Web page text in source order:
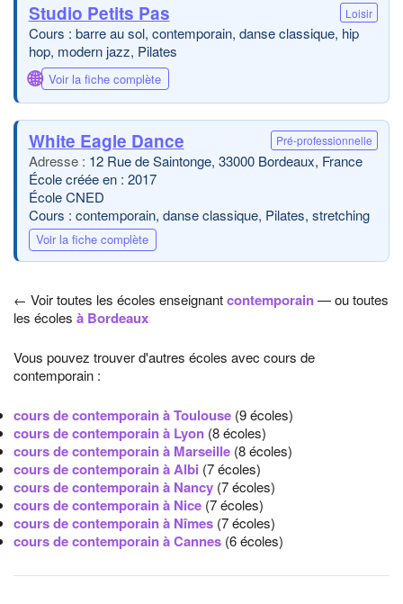
Studio Petits Pas Loisir
Cours : barre au sol, contemporain, danse classique, hip
hop, modern jazz, Pilates
🌐 Voir la fiche complète
White Eagle Dance Pré-professionnelle
12 Rue de Saintonge, 33000 Bordeaux, France
École créée en : 2017
École CNED
Cours : contemporain, danse classique, Pilates, stretching
Voir la fiche complète
← Voir toutes les écoles enseignantcontemporain— ou toutes
les écoles à Bordeaux
Vous pouvez trouver d'autres écoles avec cours de
contemporain :
cours de contemporain à Toulouse (9 écoles)
cours de contemporain à Lyon (8 écoles)
cours de contemporain à Marseille (8 écoles)
cours de contemporain à Albi (7 écoles)
cours de contemporain à Nancy (7 écoles)
cours de contemporain à Nice (7 écoles)
cours de contemporain à Nîmes (7 écoles)
cours de contemporain à Cannes (6 écoles)